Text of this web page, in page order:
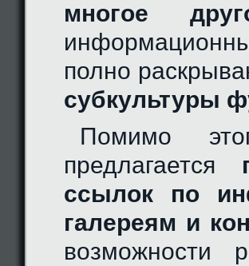
многое
полно
субкультуры
Помимо
предлагается
ссылок по
галереям и
возможности